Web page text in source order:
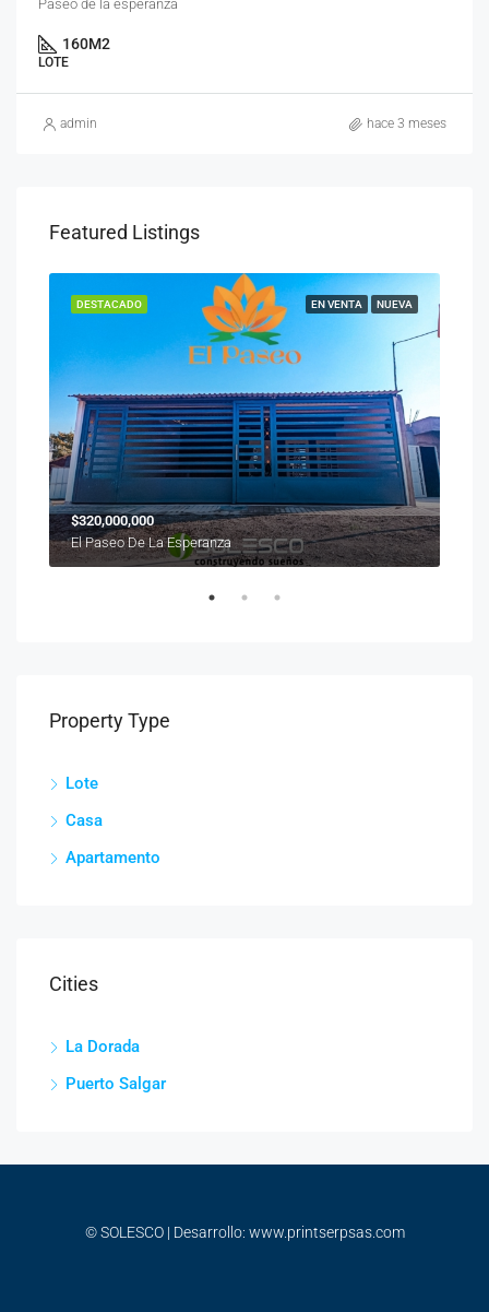
Paseo de la esperanza
160M2
LOTE
admin hace 3 meses
Featured Listings
EN VENTA NUEVA
DESTACADO
$320,000,000
El Paseo De La Esperanza
Property Type
Lote
Casa
Apartamento
Cities
La Dorada
Puerto Salgar
© SOLESCO | Desarrollo: www.printserpsas.com